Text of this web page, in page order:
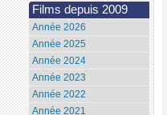
Films depuis 2009
Année 2026
Année 2025
Année 2024
Année 2023
Année 2022
Année 2021